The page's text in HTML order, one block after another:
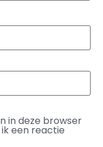
in deze browser
een reactie